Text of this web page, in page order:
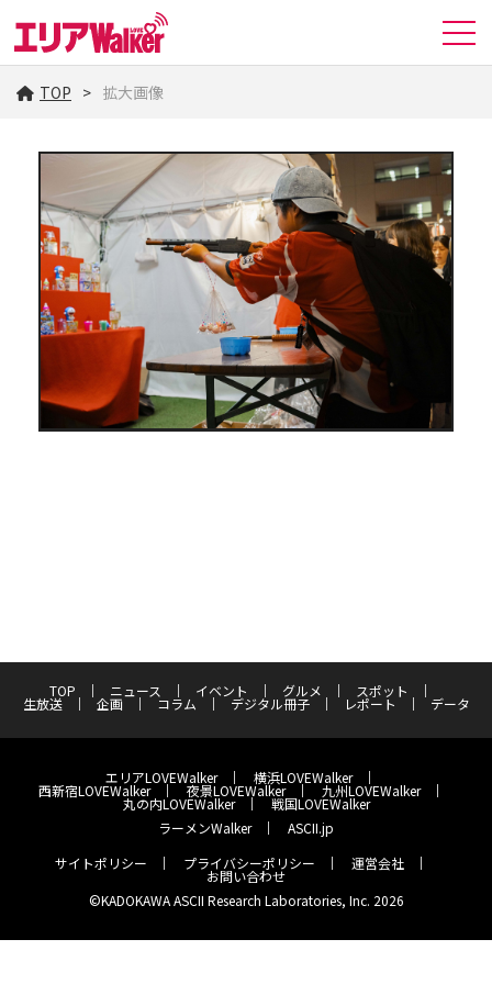
TOP 拡大画像
TOP ニュース イベント グルメ スポット
生放送 企画 コラム デジタル冊子 レポート データ
エリアLOVEWalker 横浜LOVEWalker
西新宿LOVEWalker 夜景LOVEWalker 九州LOVEWalker
丸の内LOVEWalker
戦国LOVEWalker
ラーメンWalker
ASCII.jp
サイトポリシー
プライバシーポリシー 運営会社
お問い合わせ
©KADOKAWA ASCII Research Laboratories, Inc. 2026